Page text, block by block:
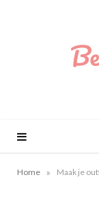
Home » Maak je